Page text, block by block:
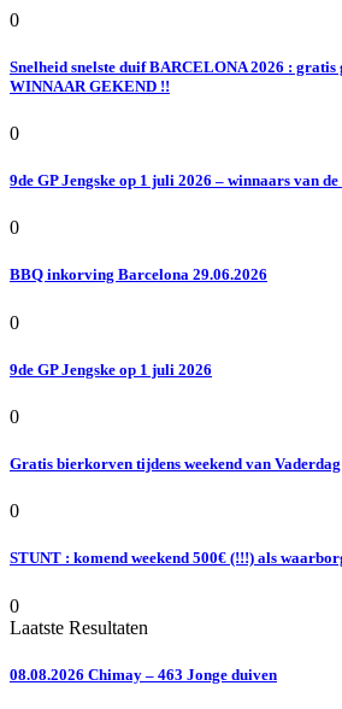
0
Snelheid snelste duif BARCELONA 2026 :
WINNAAR GEKEND !!
0
9de GP Jengske op 1 juli 2026 – winnaars van
0
BBQ inkorving Barcelona 29.06.2026
0
9de GP Jengske op 1 juli 2026
0
Gratis bierkorven tijdens weekend van
0
STUNT : komend weekend 500€ (!!!) als
0
Laatste Resultaten
08.08.2026 Chimay – 463 Jonge duiven